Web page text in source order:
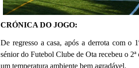
CRÓNICA DO JOGO:
De regresso a casa, após a derrota com o
sénior do Futebol Clube de Ota recebeu o
um temperatura ambiente bem agradável.